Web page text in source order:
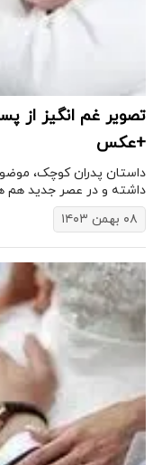
+عکس
داستان پدران کوچک،
داشته و در عصر جدید هم
۰۸ بهمن ۱۴۰۳